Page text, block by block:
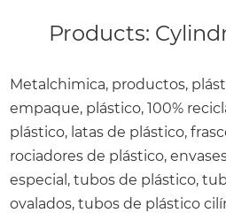
Products:
Metalchimica, productos,
empaque, plástico, 100%
plástico, latas de plástico,
rociadores de plástico,
especial, tubos de plástico,
ovalados, tubos de plástico